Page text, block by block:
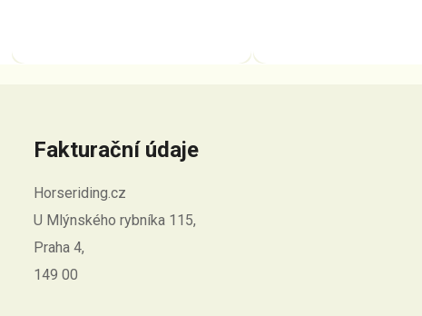
Fakturační údaje
Horseriding.cz
U Mlýnského rybníka 115,
Praha 4,
149 00